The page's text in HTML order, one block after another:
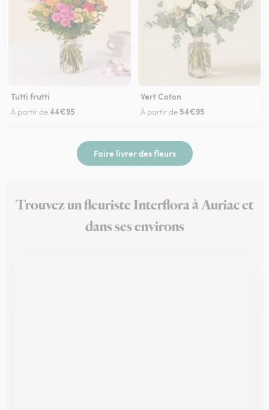
Tutti frutti
À partir de44€95
Vert Coton
À partir de 54€95
Faire livrer des fleurs
Trouvez un fleuriste Interflora à Auriac et
dans ses environs